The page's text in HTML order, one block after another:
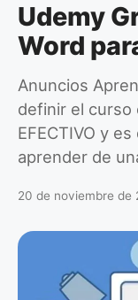
Udemy
Word
Anuncios
definir el curso
EFECTIVO y
aprender de
20 de noviembre de